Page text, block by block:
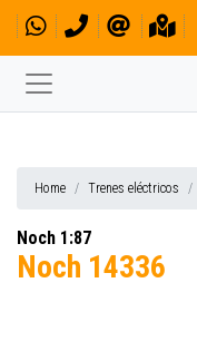
Home Trenes eléctricos
Noch 1:87
Noch 14336